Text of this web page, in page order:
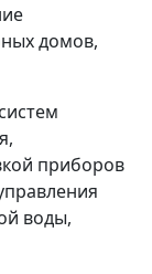
домов,
приборов
воды,